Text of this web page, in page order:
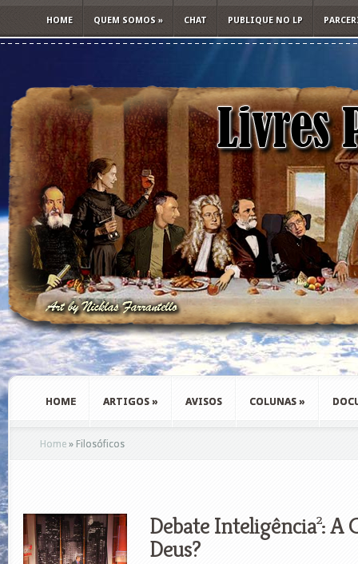
HOME QUEM SOMOS » CHAT PUBLIQUE NO LP
HOME ARTIGOS » AVISOS COLUNAS »
Home » Filosóficos
Debate Inteligência²: A
Deus?